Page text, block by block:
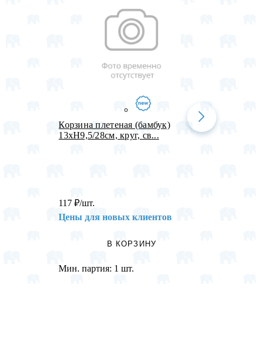
Корзина плетеная (бамбук)
13xH9,5/28см, круг, св...
117₽/шт.
Цены для новых клиентов
В КОРЗИНУ
Мин. партия: 1 шт.